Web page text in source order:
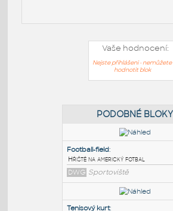
Vaše hodnocení:
Nejste přihlášeni - nemůžete
hodnotit blok